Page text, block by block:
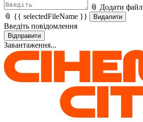
📎 Додати файл
📎 {{ selectedFileName }}
Видалити
Введіть повідомлення
Відправити
Завантаження...